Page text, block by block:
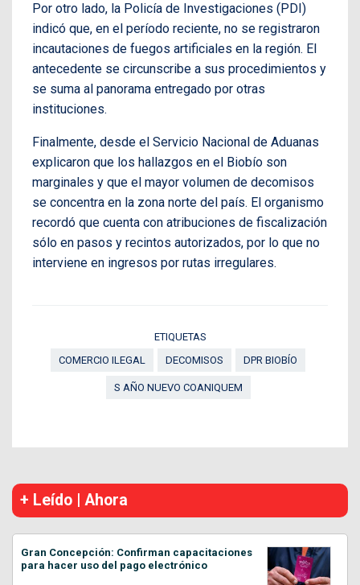
Por otro lado, la Policía de Investigaciones (PDI)
indicó que, en el período reciente, no se registraron
incautaciones de fuegos artificiales en la región. El
antecedente se circunscribe a sus procedimientos y
se suma al panorama entregado por otras
instituciones.
Finalmente, desde el Servicio Nacional de Aduanas
explicaron que los hallazgos en el Biobío son
marginales y que el mayor volumen de decomisos
se concentra en la zona norte del país. El organismo
recordó que cuenta con atribuciones de fiscalización
sólo en pasos y recintos autorizados, por lo que no
interviene en ingresos por rutas irregulares.
ETIQUETAS
COMERCIO ILEGAL
DECOMISOS DPR BIOBÍO
S AÑO NUEVO COANIQUEM
+ Leído | Ahora
Gran Concepción: Confirman capacitaciones
para hacer uso del pago electrónico